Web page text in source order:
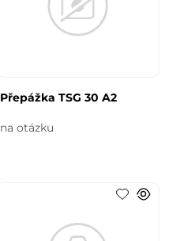
Přepážka TSG 30 A2
na otázku